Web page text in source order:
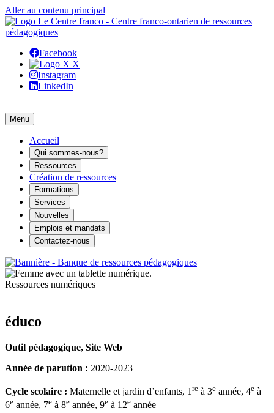
Aller au contenu principal
Facebook
X
Instagram
LinkedIn
Menu
Accueil
Qui sommes-nous?
Ressources
Création de ressources
Formations
Services
Nouvelles
Emplois et mandats
Contactez-nous
Ressources numériques
éduco
Outil pédagogique, Site Web
Année de parution : 2020-2023
Cycle scolaire : Maternelle et jardin d’enfants, 1 re à 3e année, 4e à
6e année, 7e à 8e année, 9e à 12e année